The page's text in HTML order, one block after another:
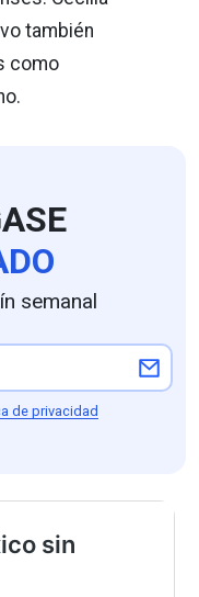
también
como
semanal
de privacidad